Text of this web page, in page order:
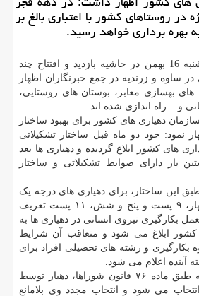
۵۸۱۱ پروژه در روستاهای کشور با اعتباری بالغ بر
علی قربانی امروز پنجشنبه 16 بهمن در حاشیه بازدید و افتتاح چند
ساوه و زرندیه در جمع خبرنگاران اظهار
های بهسازی معابر، بوستان های روستایی،
و... راه اندازی شده اند.
دهیاری های کشور برای بهبود ساختار
نمود: حود دو ماه قبل ساختار تشکیلاتی
های کشور ابلاغ گردیده و دهیاری ها بعد
بار دارای ضوابط تشکیلاتی و ساختار
این ساختار، برای دهیاری های درجه یک
و دو، ۶ پست، سه و چهار، ۹ پست و پنج و شش، ۱۱ پست تعریف
بکارگیری نیروی انسانی در دهیاری ها به
کشور ابلاغ می شود و متعاقب آن شرایط
بکارگیری و رشته های تحصیلی افراد برای
اعلام می شود.
قربانی با اشاره به اینکه طبق ماده ۷۶ قانون شوراها، دهیار توسط
۴ سال انتخاب می شود و انتخاب مجدد وی بلامانع